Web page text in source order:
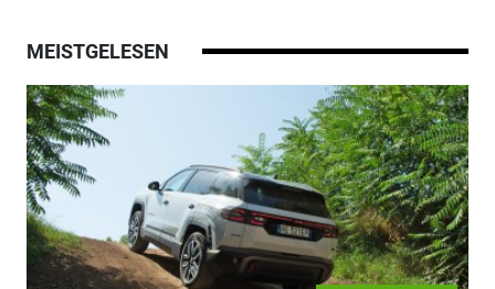
MEISTGELESEN